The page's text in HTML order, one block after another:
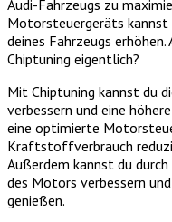
Audi-Fahrzeugs zu
Motorsteuergeräts kannst
deines Fahrzeugs
Chiptuning eigentlich?
Mit Chiptuning kannst du
verbessern und eine
eine optimierte
Kraftstoffverbrauch
Außerdem kannst du
des Motors verbessern
genießen.